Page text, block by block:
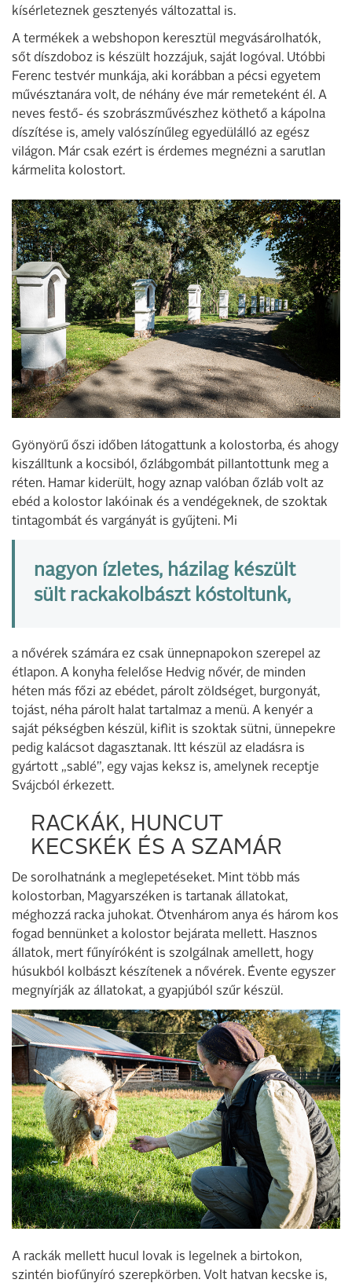
kísérleteznek gesztenyés változattal is.
A termékek a webshopon keresztül megvásárolhatók,
sőt díszdoboz is készült hozzájuk, saját logóval. Utóbbi
Ferenc testvér munkája, aki korábban a pécsi egyetem
művésztanára volt, de néhány éve már remeteként él. A
neves festő- és szobrászművészhez köthető a kápolna
díszítése is, amely valószínűleg egyedülálló az egész
világon. Már csak ezért is érdemes megnézni a sarutlan
kármelita kolostort.
Gyönyörű őszi időben látogattunk a kolostorba, és ahogy
kiszálltunk a kocsiból, őzlábgombát pillantottunk meg a
réten. Hamar kiderült, hogy aznap valóban őzláb volt az
ebéd a kolostor lakóinak és a vendégeknek, de szoktak
tintagombát és vargányát is gyűjteni. Mi
nagyon ízletes, házilag készült
sült rackakolbászt kóstoltunk,
a nővérek számára ez csak ünnepnapokon szerepel az
étlapon. A konyha felelőse Hedvig nővér, de minden
héten más főzi az ebédet, párolt zöldséget, burgonyát,
tojást, néha párolt halat tartalmaz a menü. A kenyér a
saját pékségben készül, kiflit is szoktak sütni, ünnepekre
pedig kalácsot dagasztanak. Itt készül az eladásra is
gyártott „sablé”, egy vajas keksz is, amelynek receptje
Svájcból érkezett.
RACKÁK, HUNCUT
KECSKÉK ÉS A SZAMÁR
De sorolhatnánk a meglepetéseket. Mint több más
kolostorban, Magyarszéken is tartanak állatokat,
méghozzá racka juhokat. Ötvenhárom anya és három kos
fogad bennünket a kolostor bejárata mellett. Hasznos
állatok, mert fűnyíróként is szolgálnak amellett, hogy
húsukból kolbászt készítenek a nővérek. Évente egyszer
megnyírják az állatokat, a gyapjúból szűr készül.
A rackák mellett hucul lovak is legelnek a birtokon,
szintén biofűnyíró szerepkörben. Volt hatvan kecske is,